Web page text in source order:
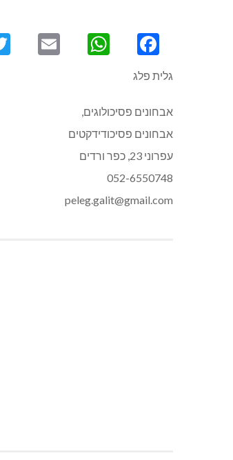
Facebook
WhatsApp
Email
גלית פלג
אבחונים פסיכולוגים,
אבחונים פסיכודידקטים
עפרוני 23, כפר ורדים
052-6550748
peleg.galit@gmail.com